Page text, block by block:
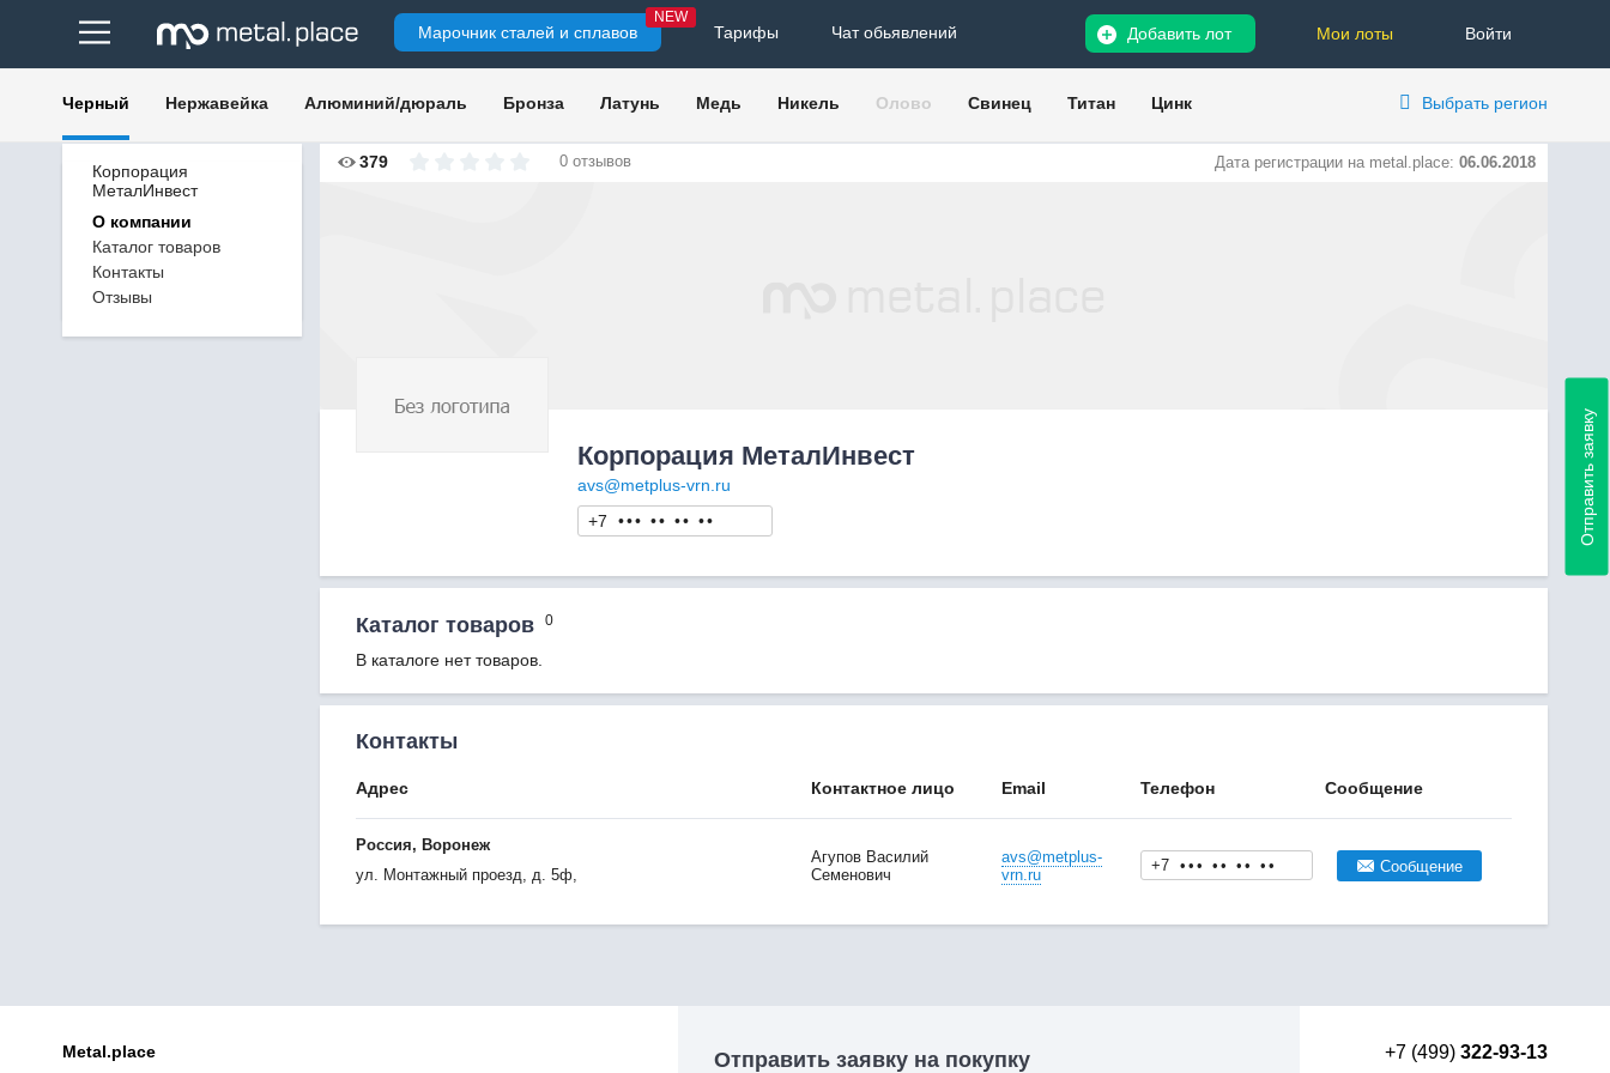
Марочник сталей и сплавов
NEW
Тарифы Чат обьявлений Войти
Мои лоты
Добавить лот
Черный Нержавейка Алюминий/дюраль Бронза Латунь Медь Никель Олово Свинец Титан Цинк Выбрать регион
Корпорация
МеталИнвест
О компании
Каталог товаров
Контакты
Отзывы
379 0 отзывов Дата регистрации на metal.place: 06.06.2018
Корпорация МеталИнвест
avs@metplus-vrn.ru
+7
••• •• •• ••
Каталог товаров 0
В каталоге нет товаров.
Контакты
Адрес Контактное лицо Email Телефон Сообщение
Россия, Воронеж
ул. Монтажный проезд, д. 5ф,
Агупов Василий
Семенович
avs@metplus-
vrn.ru
+7 • • • • • • • • • Сообщение
Metal.place Отправить заявку на покупку
Отправить заявку
+7 (499) 322-93-13